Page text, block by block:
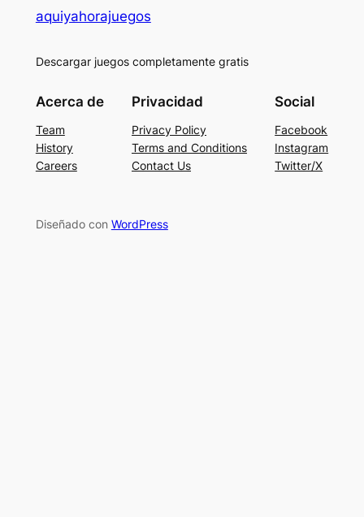
aquiyahorajuegos
Descargar juegos completamente gratis
Acerca de
Team
History
Careers
Privacidad
Privacy Policy
Terms and Conditions
Contact Us
Social
Facebook
Instagram
Twitter/X
Diseñado con WordPress